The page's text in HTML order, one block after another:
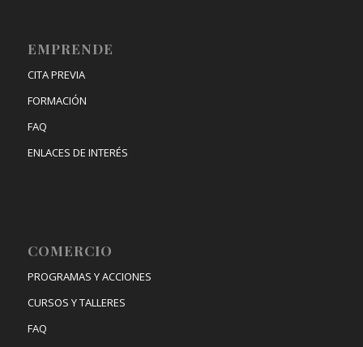
EMPRENDE
CITA PREVIA
FORMACIÓN
FAQ
ENLACES DE INTERÉS
COMERCIO
PROGRAMAS Y ACCIONES
CURSOS Y TALLERES
FAQ